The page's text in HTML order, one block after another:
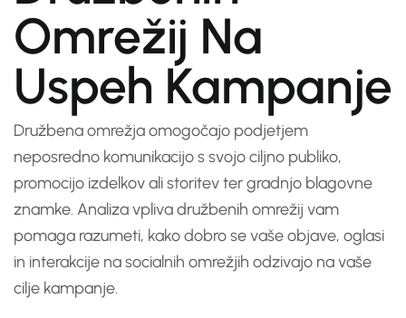
Omrežij Na
Uspeh Kampanje
Družbena omrežja omogočajo podjetjem
neposredno komunikacijo s svojo ciljno publiko,
promocijo izdelkov ali storitev ter gradnjo blagovne
znamke. Analiza vpliva družbenih omrežij vam
pomaga razumeti, kako dobro se vaše objave, oglasi
in interakcije na socialnih omrežjih odzivajo na vaše
cilje kampanje.